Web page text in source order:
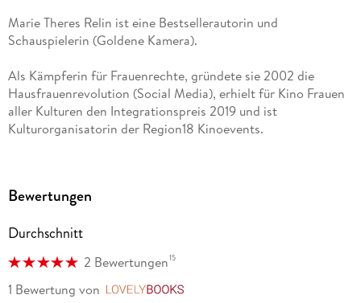
Marie Theres Relin ist eine Bestsellerautorin und
Schauspielerin (Goldene Kamera).
Als Kämpferin für Frauenrechte, gründete sie 2002 die
Hausfrauenrevolution (Social Media), erhielt für Kino Frauen
aller Kulturen den Integrationspreis 2019 und ist
Kulturorganisatorin der Region18 Kinoevents.
dem Golden Arrow für ihr Lebenswerk ausgezeichnet.
Die Präsentation der Maria-Schell-Praline (Schell-
Schokoladen) zu Ehren ihrer Mutter, war Anlass zu Yes, we
schell!
Bewertungen
Durchschnitt
2 Bewertungen15
1 Bewertung von